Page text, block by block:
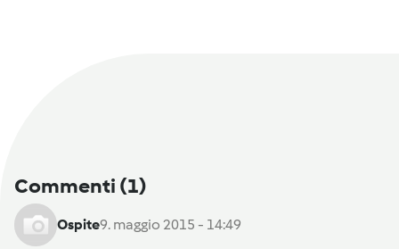
Commenti (1)
Ospite9. maggio 2015 - 14:49